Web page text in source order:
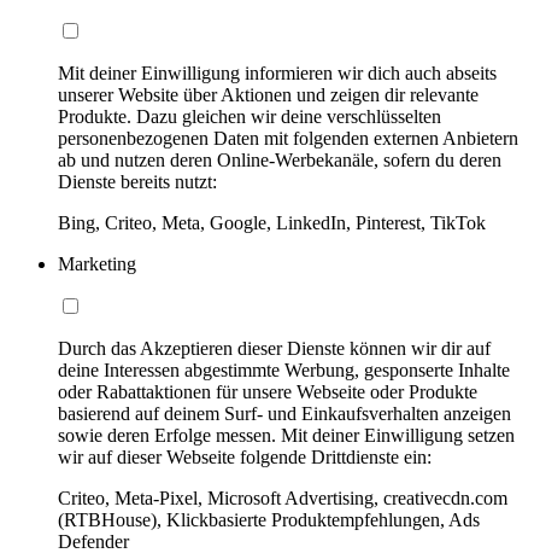
Mit deiner Einwilligung informieren wir dich auch abseits
unserer Website über Aktionen und zeigen dir relevante
Produkte. Dazu gleichen wir deine verschlüsselten
personenbezogenen Daten mit folgenden externen Anbietern
ab und nutzen deren Online-Werbekanäle, sofern du deren
Dienste bereits nutzt:
Bing, Criteo, Meta, Google, LinkedIn, Pinterest, TikTok
Marketing
Durch das Akzeptieren dieser Dienste können wir dir auf
deine Interessen abgestimmte Werbung, gesponserte Inhalte
oder Rabattaktionen für unsere Webseite oder Produkte
basierend auf deinem Surf- und Einkaufsverhalten anzeigen
sowie deren Erfolge messen. Mit deiner Einwilligung setzen
wir auf dieser Webseite folgende Drittdienste ein:
Criteo, Meta-Pixel, Microsoft Advertising, creativecdn.com
(RTBHouse), Klickbasierte Produktempfehlungen, Ads
Defender